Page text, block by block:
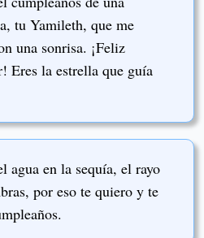
tu Yamileth, que me
una sonrisa. ¡Feliz
Eres la estrella que guía
agua en la sequía, el rayo
por eso te quiero y te